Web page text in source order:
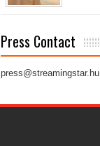
Press Contact
press@streamingstar.hu